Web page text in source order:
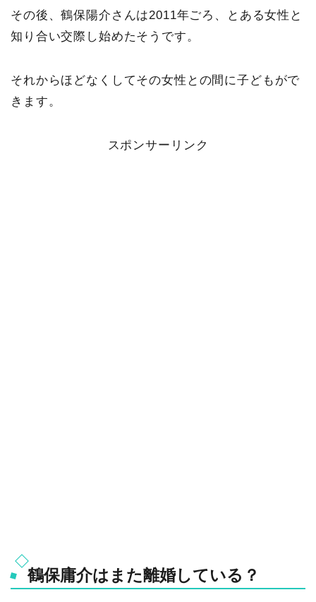
その後、鶴保陽介さんは2011年ごろ、とある女性と
知り合い交際し始めたそうです。
それからほどなくしてその女性との間に子どもがで
きます。
スポンサーリンク
鶴保庸介はまた離婚している？